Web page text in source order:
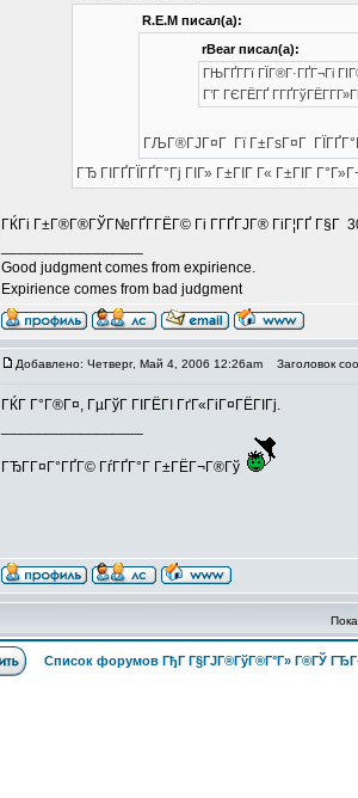
R.E.M писал(а):
rBear писал(а):
ГЊГҐГ­Гї ГЇГ®Г·ГҐГ¬Гі
Г’Г ГЄГЁГҐ
ГЉГ®ГЈГ¤Г Гї Г±ГѕГ¤Г
ГЂ ГІГҐГЇГҐГ°Гј ГІГ» Г±ГІГ Г« Г±ГІГ
ГЌГі Г±Г®Г®ГЎГ№ГҐГ­ГЁГ© Гі Г­ГҐГЈГ® ГіГ¦ГҐ Г§Г
Good judgment comes from expirience.
Expirience comes from bad judgment
Добавлено: Четверг, Май 4, 2006 12:26am Заголовок
ГЌГ Г°Г®Г¤, ГµГўГ ГІГЁГІ ГґГ«ГіГ¤ГЁГІГј.
ГЂГ­Г¤Г°ГҐГ© ГѓГҐГ°Г Г±ГЁГ¬Г®Гў
Список форумов ГђГ Г§ГЈГ®ГўГ®Г°Г» Г®ГЎ